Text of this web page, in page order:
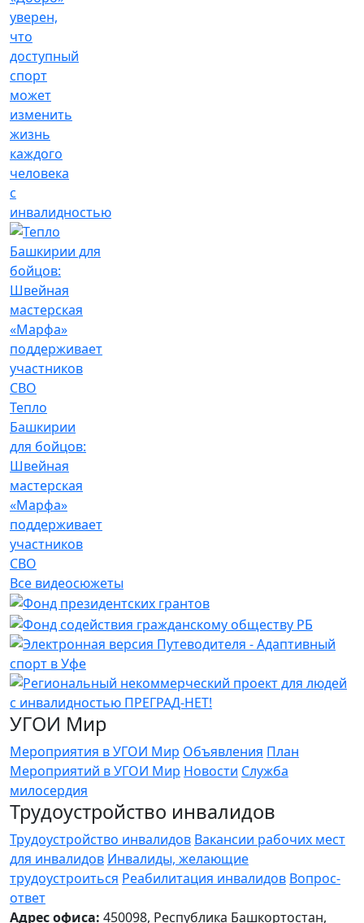
уверен,
что
доступный
спорт
может
изменить
жизнь
каждого
человека
с
инвалидностью
Тепло
Башкирии
для бойцов:
Швейная
мастерская
«Марфа»
поддерживает
участников
СВО
Все видеосюжеты
УГОИ Мир
Мероприятия в УГОИ Мир Объявления План
Мероприятий в УГОИ Мир Новости Служба
милосердия
Трудоустройство инвалидов
Трудоустройство инвалидов Вакансии рабочих мест
для инвалидов Инвалиды, желающие
трудоустроиться Реабилитация инвалидов Вопрос-
ответ
Адрес офиса: 450098, Республика Башкортостан,